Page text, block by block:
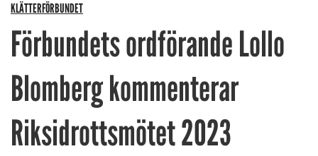
KLÄTTERFÖRBUNDET
Förbundets ordförande Lollo
Blomberg kommenterar
Riksidrottsmötet 2023